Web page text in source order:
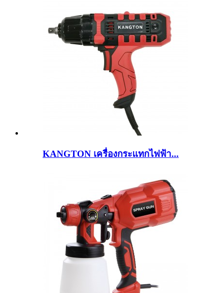
KANGTON เครื่องกระแทกไฟฟ้า...